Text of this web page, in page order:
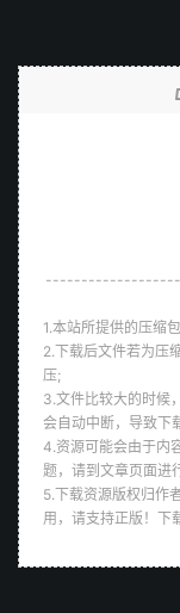
1.本站所提供的压缩
2.下载后文件若为压
压;
3.文件比较大的时候
会自动中断，导致下
4.资源可能会由于内
题，请到文章页面进
5.下载资源版权归作
用，请支持正版！下